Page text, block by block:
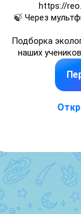
https://
🍃 Через
Подборка
наших